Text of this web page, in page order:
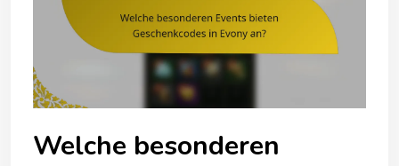
Welche besonderen